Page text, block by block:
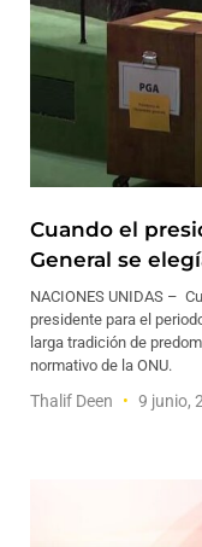
Cuando el
General se
NACIONES UNIDAS –
presidente para el
larga tradición de
normativo de la ONU.
Thalif Deen 9 junio,